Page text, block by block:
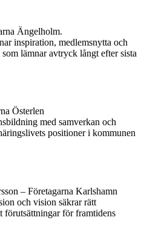
Ängelholm.
inspiration, medlemsnytta och
lämnar avtryck långt efter sista
Österlen
med samverkan och
positioner i kommunen
– Företagarna Karlshamn
och vision säkrar rätt
förutsättningar för framtidens